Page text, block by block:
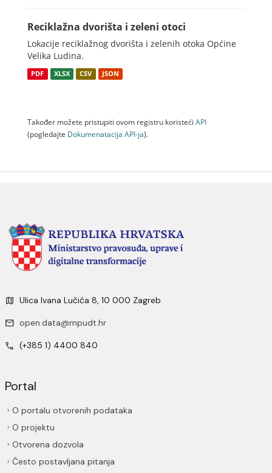
Reciklažna dvorišta i zeleni otoci
Lokacije reciklažnog dvorišta i zelenih otoka Općine
Velika Ludina.
PDF XLSX CSV JSON
Također možete pristupiti ovom registru koristeći API
(pogledajte Dokumenаtаcijа API-jа).